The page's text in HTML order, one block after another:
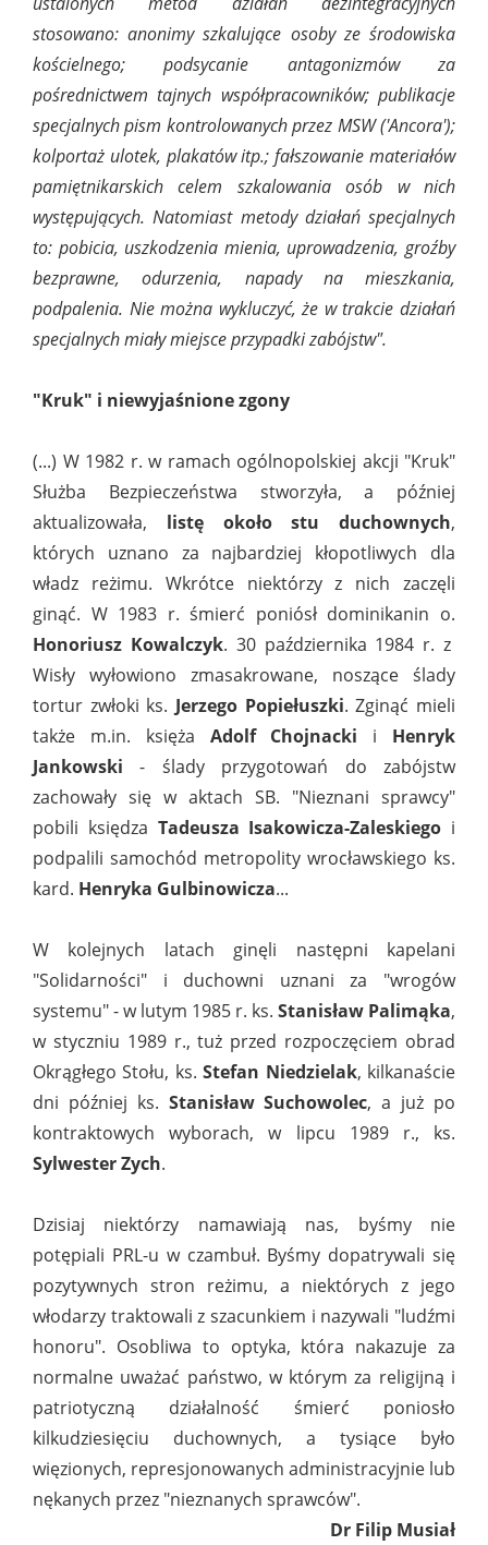
stosowano: anonimy szkalujące osoby ze środowiska
kościelnego; podsycanie antagonizmów za
pośrednictwem tajnych współpracowników; publikacje
specjalnych pism kontrolowanych przez MSW ('Ancora');
kolportaż ulotek, plakatów itp.; fałszowanie materiałów
pamiętnikarskich celem szkalowania osób w nich
występujących. Natomiast metody działań specjalnych
to: pobicia, uszkodzenia mienia, uprowadzenia, groźby
bezprawne, odurzenia, napady na mieszkania,
podpalenia. Nie można wykluczyć, że w trakcie działań
specjalnych miały miejsce przypadki zabójstw".
"Kruk" i niewyjaśnione zgony
(...) W 1982 r. w ramach ogólnopolskiej akcji "Kruk"
Służba Bezpieczeństwa stworzyła, a później
aktualizowała, listę około stu duchownych,
których uznano za najbardziej kłopotliwych dla
władz reżimu. Wkrótce niektórzy z nich zaczęli
ginąć. W 1983 r. śmierć poniósł dominikanin o.
Honoriusz Kowalczyk. 30 października 1984 r. z
Wisły wyłowiono zmasakrowane, noszące ślady
tortur zwłoki ks. Jerzego Popiełuszki. Zginąć mieli
także m.in. księża Adolf Chojnacki i Henryk
Jankowski - ślady przygotowań do zabójstw
zachowały się w aktach SB. "Nieznani sprawcy"
pobili księdza Tadeusza Isakowicza-Zaleskiego i
podpalili samochód metropolity wrocławskiego ks.
kard. Henryka Gulbinowicza...
W kolejnych latach ginęli następni kapelani
"Solidarności" i duchowni uznani za "wrogów
systemu" - w lutym 1985 r. ks. Stanisław Palimąka,
w styczniu 1989 r., tuż przed rozpoczęciem obrad
Okrągłego Stołu, ks.Stefan Niedzielak, kilkanaście
dni później ks. Stanisław Suchowolec, a już po
kontraktowych wyborach, w lipcu 1989 r., ks.
Sylwester Zych.
Dzisiaj niektórzy namawiają nas, byśmy nie
potępiali PRL-u w czambuł. Byśmy dopatrywali się
pozytywnych stron reżimu, a niektórych z jego
włodarzy traktowali z szacunkiem i nazywali "ludźmi
honoru". Osobliwa to optyka, która nakazuje za
normalne uważać państwo, w którym za religijną i
patriotyczną działalność śmierć poniosło
kilkudziesięciu duchownych, a tysiące było
więzionych, represjonowanych administracyjnie lub
nękanych przez "nieznanych sprawców".
Dr Filip Musiał